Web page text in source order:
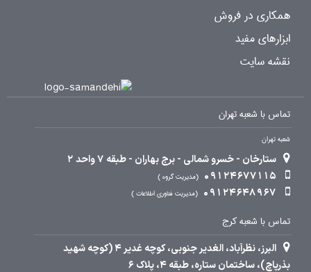
همکاری در فروش
ابزارهای مفید
نقشه سایت
تماس با شعبه تهران
شعبه تهران
ستارخان - خسرو شمالی - برج بهاران - طبقه 7 واحد 2
09124677115
مدیریت گروه
09124648967 مدیریت فناوری اطلاعات
تماس با شعبه کرج
البرز، نظرآباد، الغدیر جنوبی، کوچه غدیر 4 (کوچه شهید
بذرپاچ)، ساختمان ستاره، طبقه 4، پلاک 6